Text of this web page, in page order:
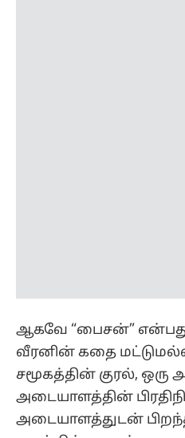
ஆகவே “பைசன்”
வீரனின் கதை
சமூகத்தின் குரல், ஒரு
அடையாளத்தின்
அடையாளத்துடன்